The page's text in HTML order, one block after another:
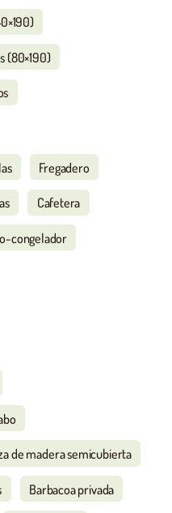
(80×190)
Fregadero
Cafetera
congelador
de madera semicubierta
Barbacoa privada